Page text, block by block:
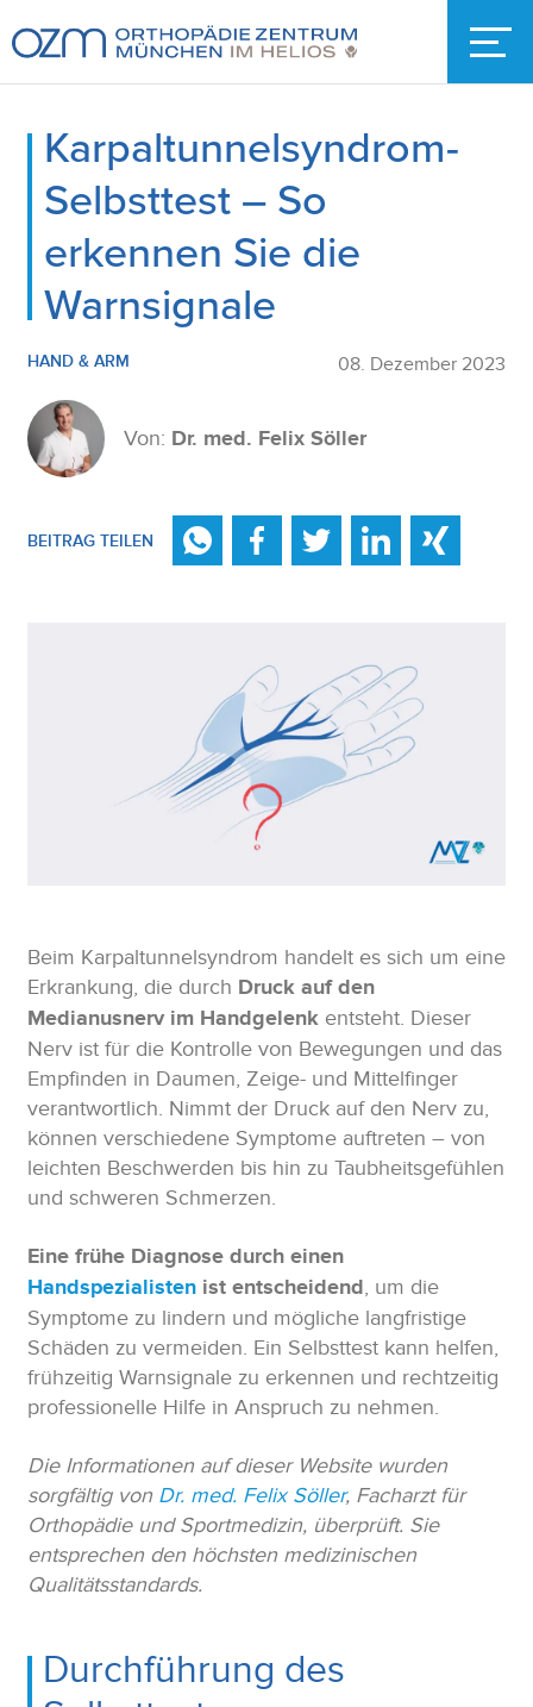
Karpaltunnelsyndrom-
Selbsttest – So
erkennen Sie die
Warnsignale
HAND & ARM 08. Dezember 2023
Von: Dr. med. Felix Söller
BEITRAG TEILEN
Beim Karpaltunnelsyndrom handelt es sich um eine
Erkrankung, die durch Druck auf den
Medianusnerv im Handgelenk entsteht. Dieser
Nerv ist für die Kontrolle von Bewegungen und das
Empfinden in Daumen, Zeige- und Mittelfinger
verantwortlich. Nimmt der Druck auf den Nerv zu,
können verschiedene Symptome auftreten – von
leichten Beschwerden bis hin zu Taubheitsgefühlen
und schweren Schmerzen.
Eine frühe Diagnose durch einen
Handspezialisten ist entscheidend, um die
Symptome zu lindern und mögliche langfristige
Schäden zu vermeiden. Ein Selbsttest kann helfen,
frühzeitig Warnsignale zu erkennen und rechtzeitig
professionelle Hilfe in Anspruch zu nehmen.
Die Informationen auf dieser Website wurden
sorgfältig von Dr. med. Felix Söller, Facharzt für
Orthopädie und Sportmedizin, überprüft. Sie
entsprechen den höchsten medizinischen
Qualitätsstandards.
Durchführung des